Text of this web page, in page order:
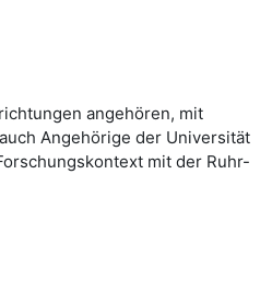
angehören, mit
Angehörige der Universität
mit der Ruhr-